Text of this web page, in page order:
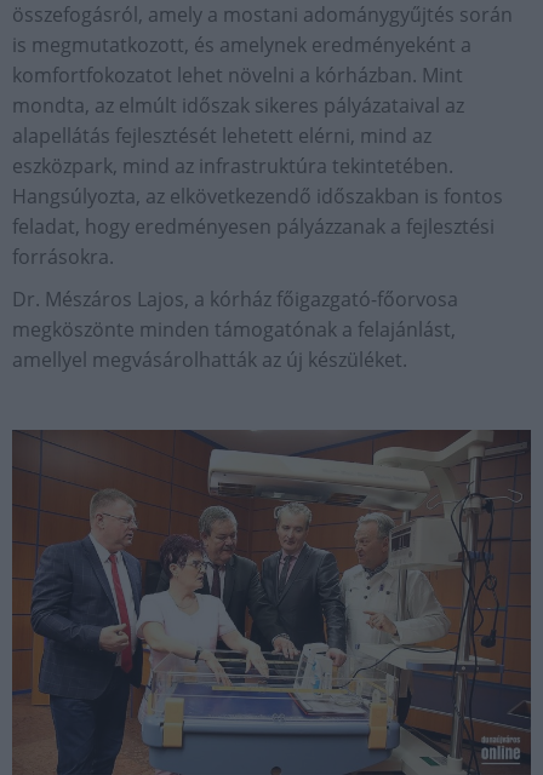
összefogásról, amely a mostani adománygyűjtés során
is megmutatkozott, és amelynek eredményeként a
komfortfokozatot lehet növelni a kórházban. Mint
mondta, az elmúlt időszak sikeres pályázataival az
alapellátás fejlesztését lehetett elérni, mind az
eszközpark, mind az infrastruktúra tekintetében.
Hangsúlyozta, az elkövetkezendő időszakban is fontos
feladat, hogy eredményesen pályázzanak a fejlesztési
forrásokra.
Dr. Mészáros Lajos, a kórház főigazgató-főorvosa
megköszönte minden támogatónak a felajánlást,
amellyel megvásárolhatták az új készüléket.